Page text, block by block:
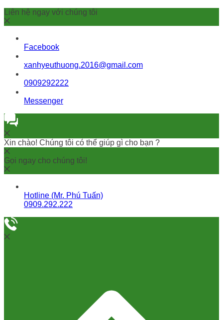
Liên hệ ngay với chúng tôi
Facebook
xanhyeuthuong.2016@gmail.com
0909292222
Messenger
Xin chào! Chúng tôi có thể giúp gì cho bạn ?
Gọi ngay cho chúng tôi!
Hotline (Mr. Phú Tuấn)
0909.292.222